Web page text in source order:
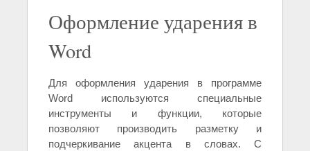
Оформление ударения в
Word
Для оформления ударения в программе
Word используются специальные
инструменты и функции, которые
позволяют производить разметку и
подчеркивание акцента в словах. С